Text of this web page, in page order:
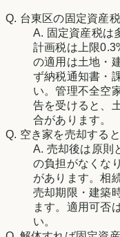
Q. 台東区の固定資産
A. 固定資産税は
計画税は上限
の適用は土地・
ず納税通知書・
い。管理不全空
告を受けると、
合があります。
Q. 空き家を売却する
A. 売却後は原則
の負担がなくな
があります。相
売却期限・建築
ます。適用可否
い。